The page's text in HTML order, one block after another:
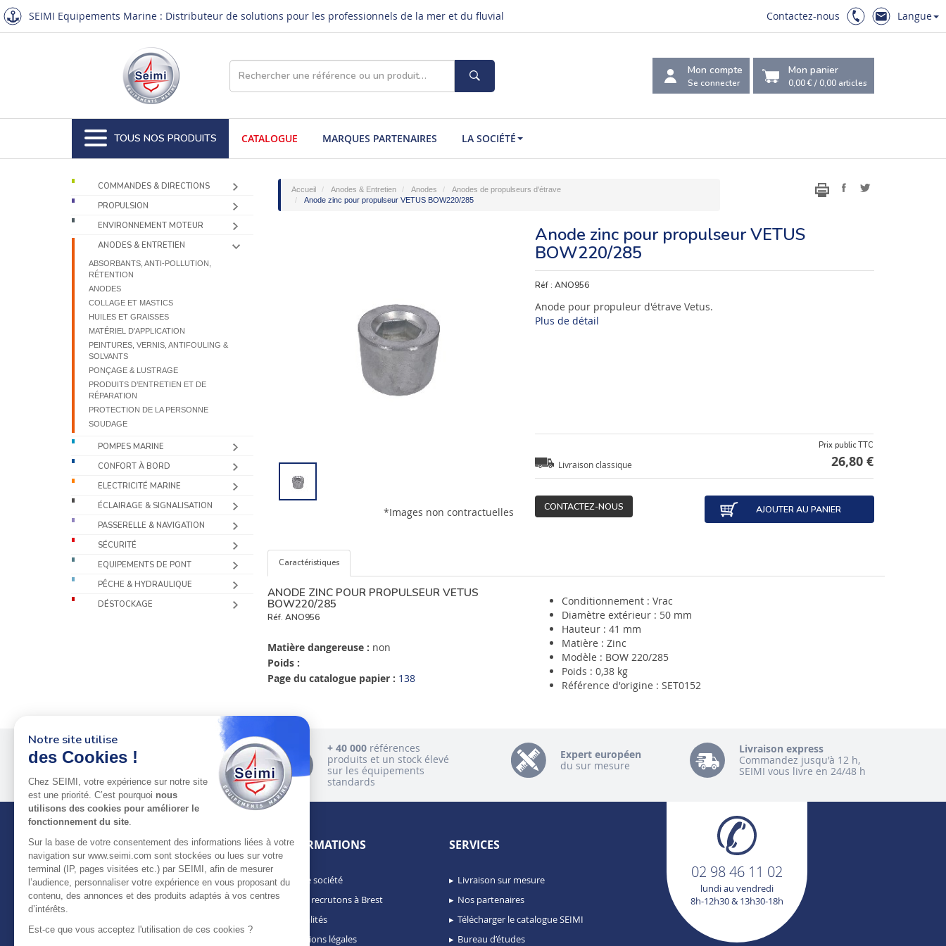
SEIMI Equipements Marine : Distributeur de solutions pour les professionnels de la mer et du fluvial Contactez-nous Langue
Mon compte
Se connecter
Mon panier
0,00 €/0,00 articles
TOUS NOS PRODUITS CATALOGUE MARQUES PARTENAIRES LA SOCIÉTÉ
COMMANDES & DIRECTIONS
PROPULSION
ENVIRONNEMENT MOTEUR
ANODES & ENTRETIEN
ABSORBANTS, ANTI-POLLUTION,
RÉTENTION
ANODES
COLLAGE ET MASTICS
HUILES ET GRAISSES
MATÉRIEL D'APPLICATION
PEINTURES, VERNIS, ANTIFOULING &
SOLVANTS
PONÇAGE & LUSTRAGE
PRODUITS D’ENTRETIEN ET DE
RÉPARATION
PROTECTION DE LA PERSONNE
SOUDAGE
POMPES MARINE
CONFORT À BORD
ELECTRICITÉ MARINE
ÉCLAIRAGE & SIGNALISATION
PASSERELLE & NAVIGATION
SÉCURITÉ
EQUIPEMENTS DE PONT
PÊCHE & HYDRAULIQUE
DÉSTOCKAGE
Accueil Anodes & Entretien Anodes
Anodes de propulseurs d'étrave
Anode zinc pour propulseur VETUS BOW220/285
*Images non contractuelles
Anode zinc pour propulseur VETUS
BOW220/285
Réf :ANO956
Anode pour propuleur d'étrave Vetus.
Plus de détail
Livraison classique
Prix public TTC
26,80 €
CONTACTEZ-NOUS AJOUTER AU PANIER
Caractéristiques
ANODE ZINC POUR PROPULSEUR VETUS
BOW220/285
Réf. ANO956
Matière dangereuse : non
Poids :
Page du catalogue papier : 138
Conditionnement : Vrac
Diamètre extérieur : 50 mm
Hauteur : 41 mm
Matière : Zinc
Modèle : BOW 220/285
Poids : 0,38 kg
Référence d'origine : SET0152
Plus de 50 ans
au service
des pros
+ 40 000 références
produits et un stock élevé
sur les équipements
standards
Expert européen
du sur mesure
Livraison express
Commandez jusqu'à 12 h,
SEIMI vous livre en 24/48 h
À PROPOS DE SEIMI
Depuis plus de 50 ans, nous apportons des
chantiers de construction navale, de refit,
INFORMATIONS
Notre société
Nous recrutons à Brest
Actualités
Mentions légales
SERVICES
Livraison sur mesure
Nos partenaires
Télécharger le catalogue SEIMI
Bureau d’études
02 98 46 11 02
lundi au vendredi
8h-12h30 & 13h30-18h
Notre site utilise
des Cookies !
Chez SEIMI, votre expérience sur notre site
est une priorité. C’est pourquoi nous
utilisons des cookies pour améliorer le
fonctionnement du site.
Sur la base de votre consentement des informations liées à votre
navigation sur www.seimi.com sont stockées ou lues sur votre
terminal (IP, pages visitées etc.) par SEIMI, afin de mesurer
l’audience, personnaliser votre expérience en vous proposant du
contenu, des annonces et des produits adaptés à vos centres
d’intérêts.
Est-ce que vous acceptez l'utilisation de ces cookies ?